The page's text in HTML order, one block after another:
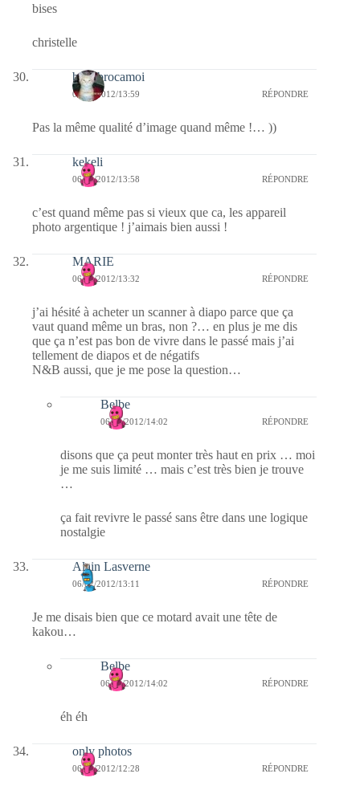
bises
christelle
bricabrocamoi
06/02/2012/13:59 RÉPONDRE
Pas la même qualité d’image quand même !… ))
kekeli
06/02/2012/13:58 RÉPONDRE
c’est quand même pas si vieux que ca, les appareil
photo argentique ! j’aimais bien aussi !
MARIE
06/02/2012/13:32 RÉPONDRE
j’ai hésité à acheter un scanner à diapo parce que ça
vaut quand même un bras, non ?… en plus je me dis
que ça n’est pas bon de vivre dans le passé mais j’ai
tellement de diapos et de négatifs
N&B aussi, que je me pose la question…
Belbe
06/02/2012/14:02 RÉPONDRE
disons que ça peut monter très haut en prix … moi
je me suis limité … mais c’est très bien je trouve
…
ça fait revivre le passé sans être dans une logique
nostalgie
Alain Lasverne
06/02/2012/13:11 RÉPONDRE
Je me disais bien que ce motard avait une tête de
kakou…
Belbe
06/02/2012/14:02 RÉPONDRE
éh éh
only photos
06/02/2012/12:28 RÉPONDRE